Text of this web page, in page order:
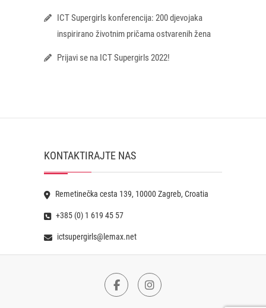
ICT Supergirls konferencija: 200 djevojaka
inspirirano životnim pričama ostvarenih žena
Prijavi se na ICT Supergirls 2022!
KONTAKTIRAJTE NAS
Remetinečka cesta 139, 10000 Zagreb, Croatia
+385 (0) 1 619 45 57
ictsupergirls@lemax.net
FacebookInstagram